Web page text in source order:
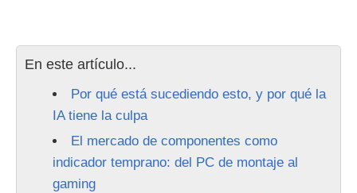
En este artículo...
Por qué está sucediendo esto, y por qué la
IA tiene la culpa
El mercado de componentes como
indicador temprano: del PC de montaje al
gaming